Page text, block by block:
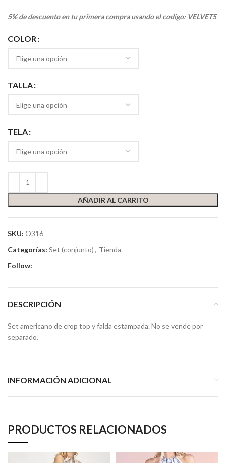
5% de descuento en tu primera compra usando el codigo: VELVET5
COLOR
TALLA
TELA
AÑADIR AL CARRITO
SKU: O316
Categorías: Set (conjunto), Tienda
Follow:
DESCRIPCIÓN
Set americano de crop top y falda estampada. No se vende por
separado.
INFORMACIÓN ADICIONAL
PRODUCTOS RELACIONADOS